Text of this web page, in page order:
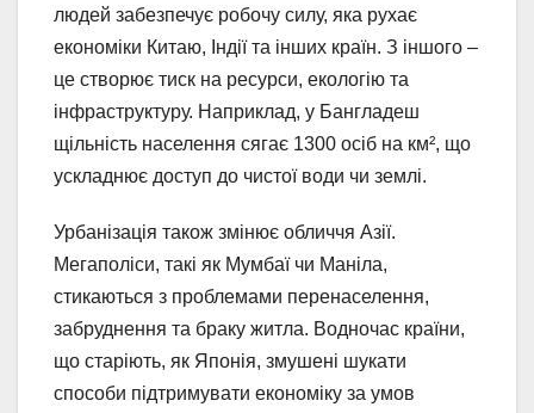
людей забезпечує робочу силу, яка рухає
економіки Китаю, Індії та інших країн. З іншого –
це створює тиск на ресурси, екологію та
інфраструктуру. Наприклад, у Бангладеш
щільність населення сягає 1300 осіб на км², що
ускладнює доступ до чистої води чи землі.
Урбанізація також змінює обличчя Азії.
Мегаполіси, такі як Мумбаї чи Маніла,
стикаються з проблемами перенаселення,
забруднення та браку житла. Водночас країни,
що старіють, як Японія, змушені шукати
способи підтримувати економіку за умов